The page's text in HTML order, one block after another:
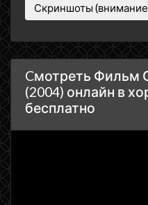
Скриншоты
Cмотреть Фильм
(2004) онлайн в
бесплатно